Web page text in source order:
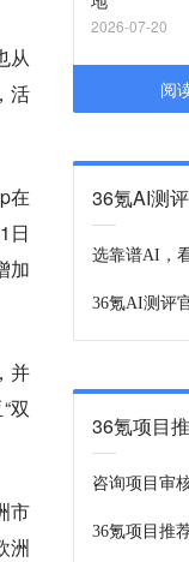
从
活
在
日
加
并
双
市
洲
2026-07-20
阅
36氪AI测评
选靠谱AI，
36氪AI测评
36氪项目
咨询项目审
36氪项目推